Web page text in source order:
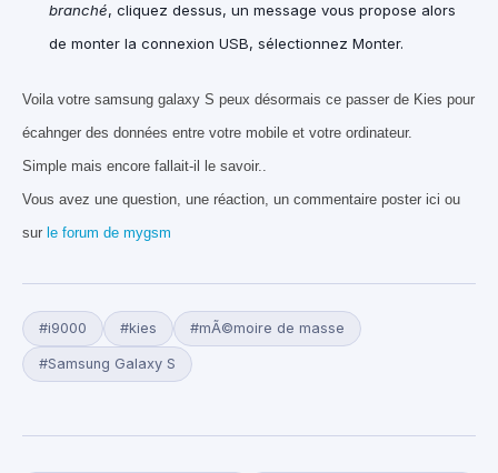
branché, cliquez dessus, un message vous propose alors
de monter la connexion USB, sélectionnez Monter.
Voila votre samsung galaxy S peux désormais ce passer de Kies pour
écahnger des données entre votre mobile et votre ordinateur.
Simple mais encore fallait-il le savoir..
Vous avez une question, une réaction, un commentaire poster ici ou
sur le forum de mygsm
#i9000 #kies #mÃ©moire de masse
#Samsung Galaxy S